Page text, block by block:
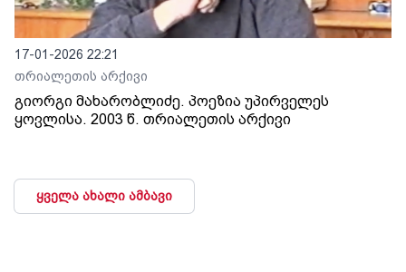
17-01-2026 22:21
თრიალეთის არქივი
გიორგი მახარობლიძე. პოეზია უპირველეს
ყოვლისა. 2003 წ. თრიალეთის არქივი
ყველა ახალი ამბავი